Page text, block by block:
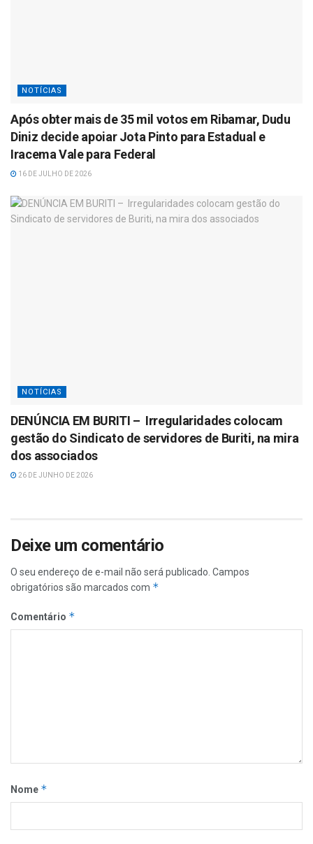
NOTÍCIAS
Após obter mais de 35 mil votos em Ribamar, Dudu
Diniz decide apoiar Jota Pinto para Estadual e
Iracema Vale para Federal
16 DE JULHO DE 2026
NOTÍCIAS
DENÚNCIA EM BURITI – Irregularidades colocam
gestão do Sindicato de servidores de Buriti, na mira
dos associados
26 DE JUNHO DE 2026
Deixe um comentário
O seu endereço de e-mail não será publicado. Campos
obrigatórios são marcados com *
Comentário *
Nome *